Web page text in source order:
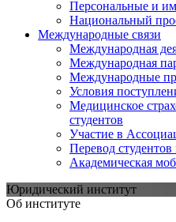
Персональные и
Национальный
Международные связи
Международная
Международная
Международные
Условия
Медицинское
студентов
Участие в
Перевод студентов
Академическая
Юридический институт
Об институте